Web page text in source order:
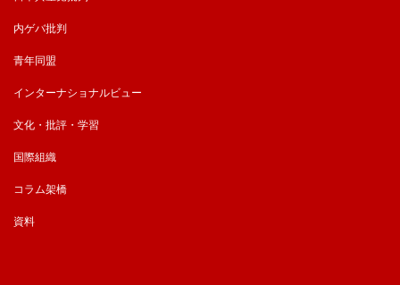
内ゲバ批判
青年同盟
インターナショナルビュー
文化・批評・学習
国際組織
コラム架橋
資料